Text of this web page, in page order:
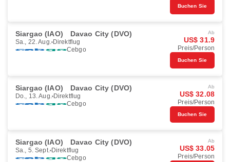
Buchen Sie
Siargao (IAO) Davao City (DVO)
Sa., 22. Aug. Direktflug
Cebgo
Ab
US$ 31.9
Preis/Person
Buchen Sie
Siargao (IAO) Davao City (DVO)
Do., 13. Aug. Direktflug
Cebgo
Ab
US$ 32.08
Preis/Person
Buchen Sie
Siargao (IAO) Davao City (DVO)
Sa., 5. Sept. Direktflug
Cebgo
Ab
US$ 33.05
Preis/Person